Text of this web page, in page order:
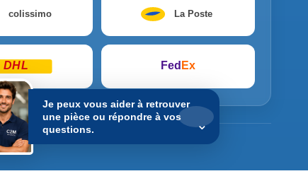
colissimo La Poste
DHL Fed Ex
Je peux vous aider à retrouver
une pièce ou répondre à vos
questions.
⌄